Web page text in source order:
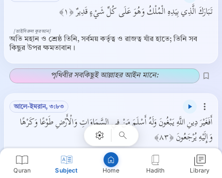
Quran Subject Home Hadith Library
تَبَارَكَ الَّذِي بِيَدِهِ الْمُلْكُ وَهُوَ عَلَى كُلِّ شَيْءٍ قَدِيرٌ ﴿١﴾
অতি মহান ও শ্রেষ্ঠ তিনি, সর্বময় কর্তৃত্ব ও রাজত্ব যাঁর হাতে; তিনি সব
কিছুর উপর ক্ষমতাবান।
[তাইসিরুল কুরআন]
পৃথিবীর সবকিছুই আল্লাহর আইন মানে:
আলে-ইমরান, ৩:৮৩
أَفَغَيْرَ دِينِ اللَّهِ يَبْغُونَ وَلَهُ أَسْلَمَ مَنْ فِي السَّمَاوَاتِ وَالْأَرْضِ طَوْعًا وَكَرْهًا
وَإِلَيْهِ يُرْجَعُونَ ﴿٨٣﴾
এরা কি আল্লাহর দ্বীন ছাড়া অন্য দ্বীনের সন্ধান করছে? অথচ আসমান ও
যমীনে যা আছে সবই ইচ্ছেয় ও অনিচ্ছেয় তাঁরই কাছে আত্মসমর্পণ করেছে
[তাইসিরুল কুরআন]
Copy